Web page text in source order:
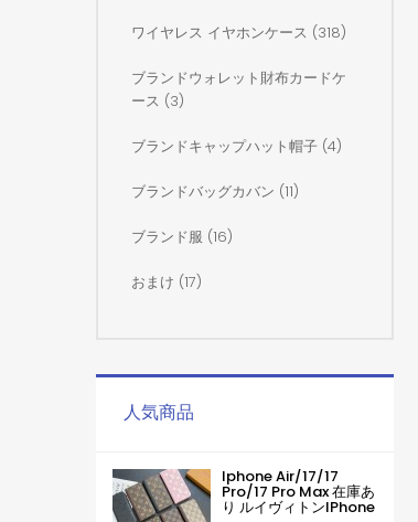
ワイヤレス イヤホンケース (318)
ブランドウォレット財布カードケ
ース (3)
ブランドキャップハット帽子 (4)
ブランドバッグカバン (11)
ブランド服 (16)
おまけ (17)
人気商品
Iphone Air/17/17
Pro/17 Pro Max 在庫あ
り ルイヴィトンiPhone